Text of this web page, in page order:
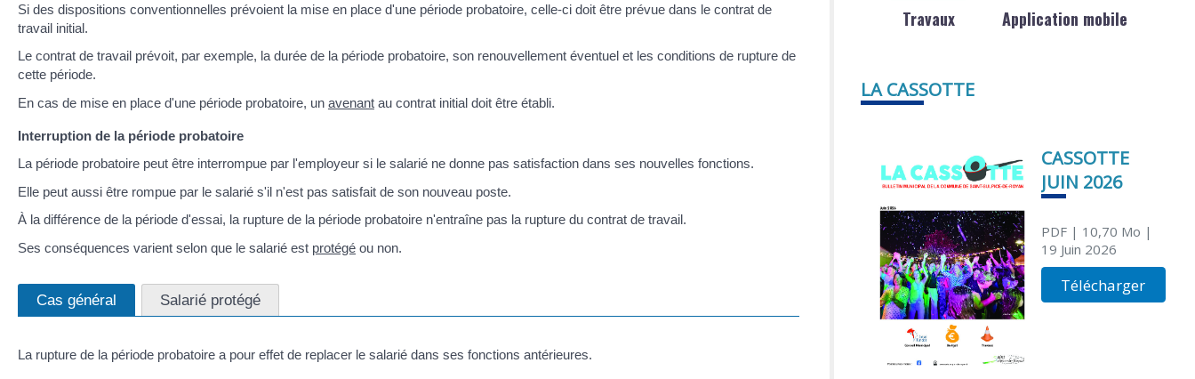
Si des dispositions conventionnelles prévoient la mise en place d'une période probatoire, celle-ci doit être prévue dans le contrat de
travail initial.
Le contrat de travail prévoit, par exemple, la durée de la période probatoire, son renouvellement éventuel et les conditions de rupture de
cette période.
En cas de mise en place d'une période probatoire, un avenant au contrat initial doit être établi.
Interruption de la période probatoire
La période probatoire peut être interrompue par l'employeur si le salarié ne donne pas satisfaction dans ses nouvelles fonctions.
Elle peut aussi être rompue par le salarié s'il n'est pas satisfait de son nouveau poste.
À la différence de la période d'essai, la rupture de la période probatoire n'entraîne pas la rupture du contrat de travail.
Ses conséquences varient selon que le salarié est protégé ou non.
Cas général Salarié protégé
La rupture de la période probatoire a pour effet de replacer le salarié dans ses fonctions antérieures.
Travaux Application mobile
LA CASSOTTE
CASSOTTE
JUIN 2026
PDF| 10,70 Mo |
19 Juin 2026
Télécharger